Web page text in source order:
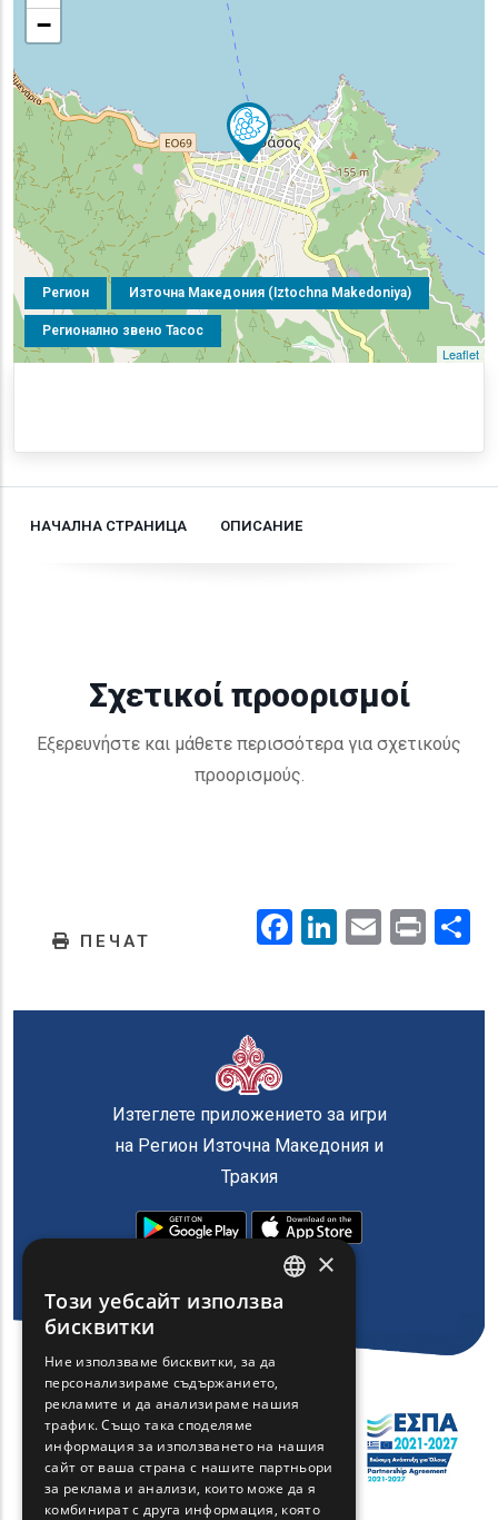
Регион Източна Македония (Iztochna Makedoniya)
Регионално звено Тасос
−
Leaflet
НАЧАЛНА СТРАНИЦА ОПИСАНИЕ
Σχετικοί προορισμοί
Εξερευνήστε και μάθετε περισσότερα για σχετικούς
προορισμούς.
ПЕЧАТ Facebook
LinkedIn
EmailPrint
Изтеглете приложението за игри
на Регион Източна Македония и
Тракия
ENGLISH
FRENCH
ROMANIAN
×
Този уебсайт използва
бисквитки
Ние използваме бисквитки, за да
персонализираме съдържанието,
рекламите и да анализираме нашия
трафик. Също така споделяме
информация за използването на нашия
сайт от ваша страна с нашите партньори
за реклама и анализи, които може да я
комбинират с друга информация, която